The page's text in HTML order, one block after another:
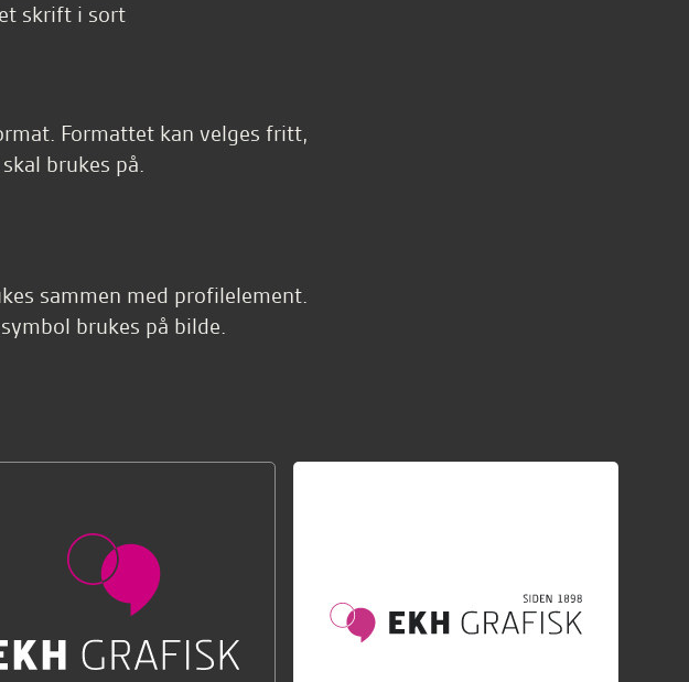
skrift i sort
Formattet kan velges fritt,
brukes på.
sammen med profilelement.
brukes på bilde.